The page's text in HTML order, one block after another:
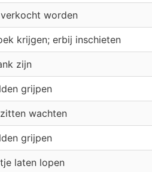
worden
krijgen; erbij inschieten
zijn
grijpen
wachten
grijpen
laten lopen